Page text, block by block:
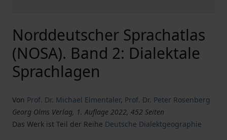
Norddeutscher Sprachatlas
(NOSA). Band 2: Dialektale
Sprachlagen
Von Prof. Dr. Michael Elmentaler, Prof. Dr. Peter Rosenberg
Georg Olms Verlag, 1. Auflage 2022, 452 Seiten
Das Werk ist Teil der Reihe Deutsche Dialektgeographie